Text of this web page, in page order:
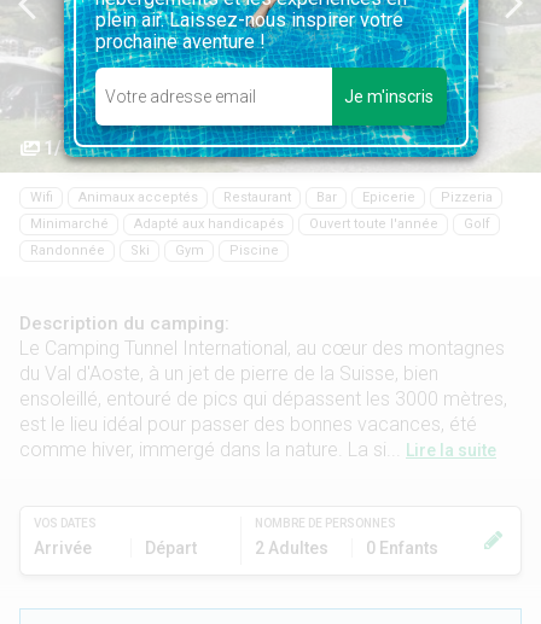
1/76
Wifi Animaux acceptés Restaurant Bar Epicerie
Pizzeria
Minimarché
Adapté aux handicapés Ouvert toute l'année
Golf
Randonnée
Ski Gym Piscine
Description du camping:
Le Camping Tunnel International, au cœur des montagnes
du Val d'Aoste, à un jet de pierre de la Suisse, bien
ensoleillé, entouré de pics qui dépassent les 3000 mètres,
est le lieu idéal pour passer des bonnes vacances, été
comme hiver, immergé dans la nature. La si...
Lire la suite
VOS DATES
Arrivée Départ
NOMBRE DE PERSONNES
2 Adultes 0 Enfants
plein air. Laissez-nous inspirer votre
prochaine aventure !
Je m'inscris